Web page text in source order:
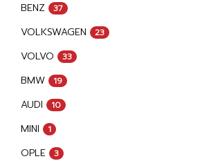
BENZ 37
VOLKSWAGEN 23
VOLVO 33
BMW 19
AUDI 10
MINI 1
OPLE 3